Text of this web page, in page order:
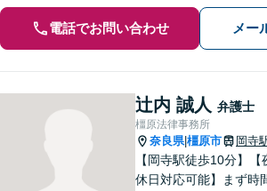
電話でお問い合わせ メー
辻内 誠人 弁護士
橿原法律事務所
奈良県|橿原市 岡寺
【岡寺駅徒歩10分】【
休日対応可能】まず時